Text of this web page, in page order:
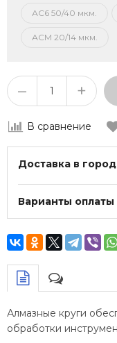
АС6 50/40 мкм.
АСМ 20/14 мкм.
– +
В сравнение
Доставка в
Варианты оплаты
Алмазные круги
обработки